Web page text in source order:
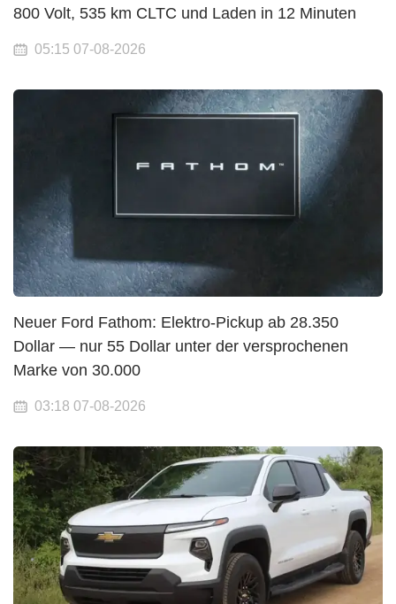
800 Volt, 535 km CLTC und Laden in 12 Minuten
05:15 07-08-2026
Neuer Ford Fathom: Elektro-Pickup ab 28.350
Dollar — nur 55 Dollar unter der versprochenen
Marke von 30.000
03:18 07-08-2026